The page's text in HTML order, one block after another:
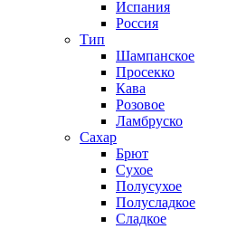
Испания
Россия
Тип
Шампанское
Просекко
Кава
Розовое
Ламбруско
Сахар
Брют
Сухое
Полусухое
Полусладкое
Сладкое